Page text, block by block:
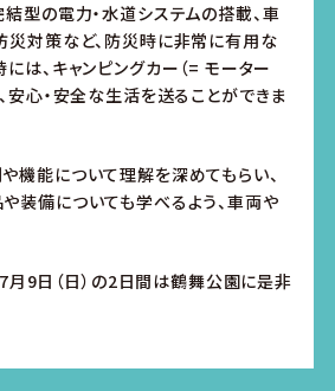
結型の電力・水道システムの搭載、車
災対策など、防災時に非常に有用な
は、キャンピングカー（= モーター
安心・安全な生活を送ることができま
機能について理解を深めてもらい、
装備についても学べるよう、車両や
7月 9日（日）の2日間は鶴舞公園に是非